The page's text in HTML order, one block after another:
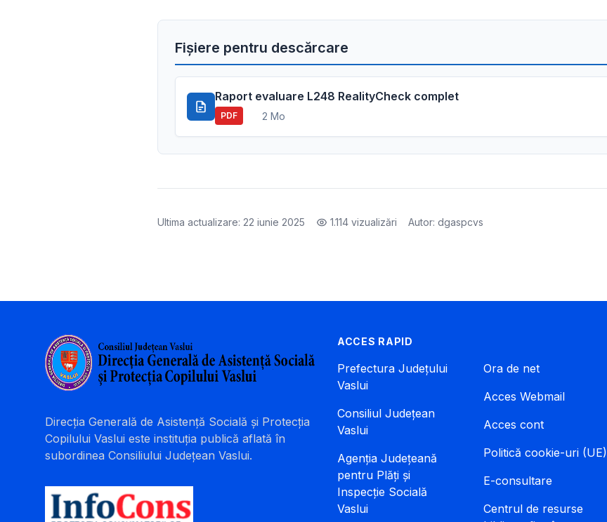
Fișiere pentru descărcare
Raport evaluare L248 RealityCheck complet
PDF 2 Mo
Ultima actualizare: 22 iunie 2025 1.114 vizualizări Autor: dgaspcvs
Direcția Generală de Asistență Socială și Protecția
Copilului Vaslui este instituția publică aflată în
subordinea Consiliului Județean Vaslui.
ACCES RAPID
Prefectura Județului
Vaslui
Consiliul Județean
Vaslui
Agenția Județeană
pentru Plăți și
Inspecție Socială
Vaslui
Ora de net
Acces Webmail
Acces cont
Politică cookie-uri (UE)
E-consultare
Centrul de resurse